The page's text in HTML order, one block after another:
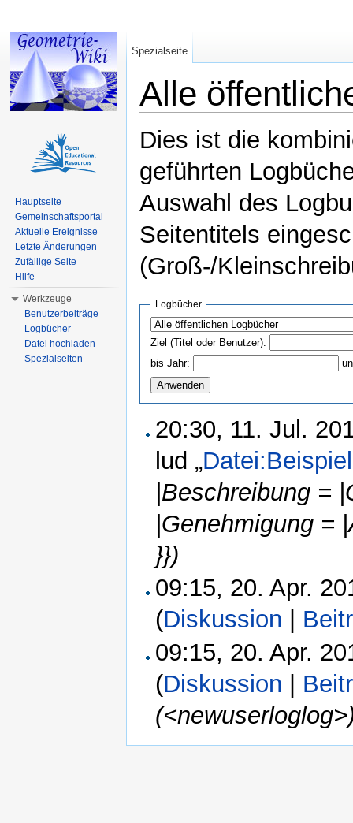
Alle
Dies ist die
geführten
Auswahl des
Seitentitels
(Groß-/
Logbücher
Ziel (Titel oder Benutzer):
bis Jahr:
20:30, 11. Jul.
lud „
|Beschreibung =
|Genehmigung =
}})
09:15, 20. Apr.
(Diskussion
09:15, 20. Apr.
(Diskussion |
Spezialseite
Hauptseite
Gemeinschaftsportal
Aktuelle Ereignisse
Letzte Änderungen
Zufällige Seite
Hilfe
Werkzeuge
Benutzerbeiträge
Logbücher
Datei hochladen
Spezialseiten